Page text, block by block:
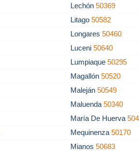
Lechón50369
Litago50582
Longares50460
Luceni50640
Lumpiaque50295
Magallón50520
Maleján50549
Maluenda50340
María De Huerva
Mequinenza50170
Mianos50683